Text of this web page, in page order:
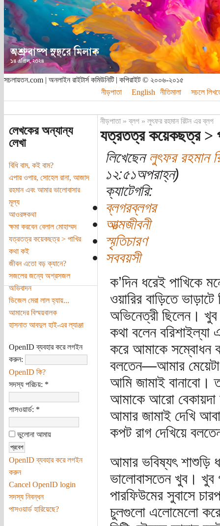
সচলায়তন.com | অনলাইন রাইটার্স কমিউনিটি | কপিরাইট © ২০০৬-২০১৫
নীড়পাতা
English নীতিমালা সচলে
লেখকের অন্যান্য
লেখা
বিধি বাম, কই বাম?
এপার ওপার, সোহেল রানা, আজাদ
রহমান এবং আমার ভালোবাসার
মূল্য
আওরঙ্গকথা
ক্ষমা করবেন বেলাল মোহাম্মদ
যত্রতত্র কয়েকছত্র > পাখির
কথা কই
জীবন এতো বড় ক্যানে?
সজলের জন্যে অশ্রসজল
অভিবাদন
ডিজেল মেরা লাল হ্যায়...
আমাদের বিস্ময়বালক
হাসনাত আবদুল হাই-এর ল্যাঞ্জা
OpenID ব্যবহার করে লগইন
করুন:
OpenID কি?
সদস্য পরিচয়: *
পাসওয়ার্ড: *
ভুলোনা আমায়
OpenID ব্যবহার করে লগইন
করুন
Cancel OpenID login
সদস্য নিবন্ধন
পাসওয়ার্ড হারিয়েছে?
নীড়পাতা»ব্লগ» লুৎফর রহমান রিটন এর ব্লগ
যত্রতত্র কয়েকছত্র >
লিখেছেনলুৎফর রহমান
১২:৫১অপরাহ্ন)
ক্যাটেগরি:
ব্লগরব্লগর
আত্মজীবনী
স্মৃতিচারণ
সববয়সী
ক’দিন ধরেই পাখিকে
ওয়ারির বাড়িতে
অভিনেত্রী ছিলেন। খুব
কথা বলেন
করে আমাকে সম্বোধন
বলতেন—আমার
আমি জামাই বানাবো।
আমাকে আরো বেকায়দা
আমার জামাই দেখি
কপট রাগ দেখিয়ে
আমার ভবিষ্যৎ শাশুড়ি
ভালোবাসতেন খুব। খুব
পারফিউমের সুবাসে
চুলগুলো এলোমেলো করে